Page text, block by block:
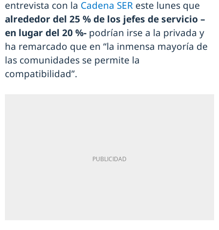
entrevista con la Cadena SER este lunes que
alrededor del 25 % de los jefes de servicio –
en lugar del 20 %- podrían irse a la privada y
ha remarcado que en “la inmensa mayoría de
las comunidades se permite la
compatibilidad”.